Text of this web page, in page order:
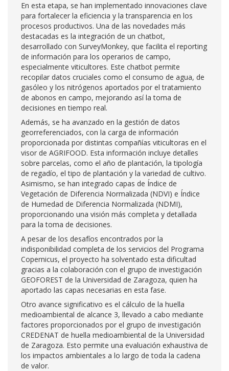
En esta etapa, se han implementado innovaciones clave
para fortalecer la eficiencia y la transparencia en los
procesos productivos. Una de las novedades más
destacadas es la integración de un chatbot,
desarrollado con SurveyMonkey, que facilita el reporting
de información para los operarios de campo,
especialmente viticultores. Este chatbot permite
recopilar datos cruciales como el consumo de agua, de
gasóleo y los nitrógenos aportados por el tratamiento
de abonos en campo, mejorando así la toma de
decisiones en tiempo real.
Además, se ha avanzado en la gestión de datos
georreferenciados, con la carga de información
proporcionada por distintas compañías viticultoras en el
visor de AGRIFOOD. Esta información incluye detalles
sobre parcelas, como el año de plantación, la tipología
de regadío, el tipo de plantación y la variedad de cultivo.
Asimismo, se han integrado capas de Índice de
Vegetación de Diferencia Normalizada (NDVI) e Índice
de Humedad de Diferencia Normalizada (NDMI),
proporcionando una visión más completa y detallada
para la toma de decisiones.
A pesar de los desafíos encontrados por la
indisponibilidad completa de los servicios del Programa
Copernicus, el proyecto ha solventado esta dificultad
gracias a la colaboración con el grupo de investigación
GEOFOREST de la Universidad de Zaragoza, quien ha
aportado las capas necesarias en esta fase.
Otro avance significativo es el cálculo de la huella
medioambiental de alcance 3, llevado a cabo mediante
factores proporcionados por el grupo de investigación
CREDENAT de huella medioambiental de la Universidad
de Zaragoza. Esto permite una evaluación exhaustiva de
los impactos ambientales a lo largo de toda la cadena
de valor.